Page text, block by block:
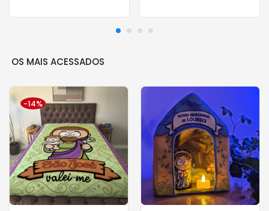
OS MAIS ACESSADOS
-14%